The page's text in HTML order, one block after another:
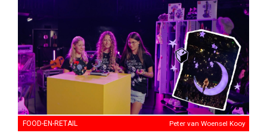
FOOD-EN-RETAIL Peter van Woensel Kooy